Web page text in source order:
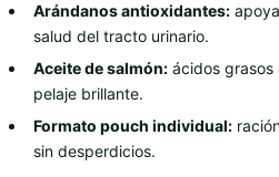
Arándanos antioxidantes:
salud del tracto urinario.
Aceite de salmón: ácidos
pelaje brillante.
Formato pouch individual:
sin desperdicios.